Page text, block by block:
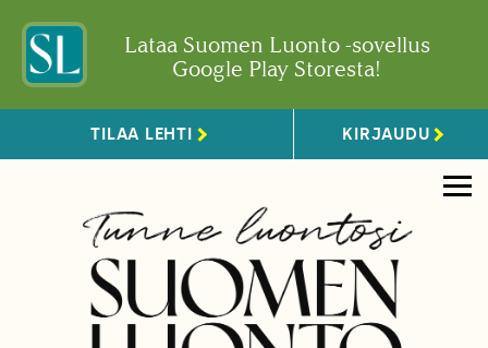
Lataa Suomen Luonto -sovellus
Google Play Storesta!
TILAA LEHTI KIRJAUDU